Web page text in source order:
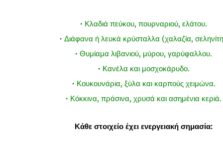
• Κλαδιά πεύκου, πουρναριού, ελάτου.
• Διάφανα ή λευκά κρύσταλλα (χαλαζία,
• Θυμίαμα λιβανιού, μύρου, γαρύφαλλου.
• Κανέλα και μοσχοκάρυδο.
• Κουκουνάρια, ξύλα και καρπούς χειμώνα.
• Κόκκινα, πράσινα, χρυσά και ασημένια κεριά.
Κάθε στοιχείο έχει ενεργειακή σημασία: